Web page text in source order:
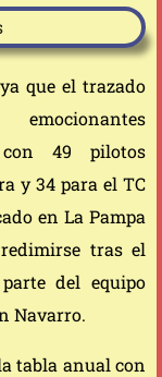
que el trazado
49 pilotos
y 34 para el TC
en La Pampa
tras el
del equipo
Navarro.
tabla anual con